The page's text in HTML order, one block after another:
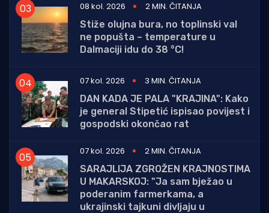
08 kol. 2026
2 MIN. ČITANJA
Stiže olujna bura, no toplinski val
ne popušta – temperature u
Dalmaciji idu do 38 °C!
07 kol. 2026
3 MIN. ČITANJA
DAN KADA JE PALA "KRAJINA": Kako
je general Stipetić ispisao povijest i
gospodski okončao rat
07 kol. 2026
2 MIN. ČITANJA
SARAJLIJA ZGROŽEN KRAJNOSTIMA
U MAKARSKOJ: "Ja sam bježao u
poderanim farmerkama, a
ukrajinski tajkuni divljaju u